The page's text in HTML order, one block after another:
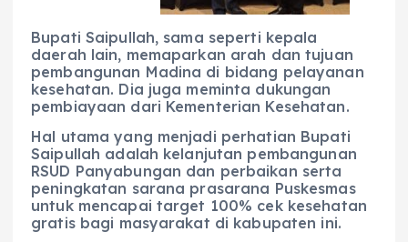
Bupati Saipullah, sama seperti kepala
daerah lain, memaparkan arah dan tujuan
pembangunan Madina di bidang pelayanan
kesehatan. Dia juga meminta dukungan
pembiayaan dari Kementerian Kesehatan.
Hal utama yang menjadi perhatian Bupati
Saipullah adalah kelanjutan pembangunan
RSUD Panyabungan dan perbaikan serta
peningkatan sarana prasarana Puskesmas
untuk mencapai target 100% cek kesehatan
gratis bagi masyarakat di kabupaten ini.